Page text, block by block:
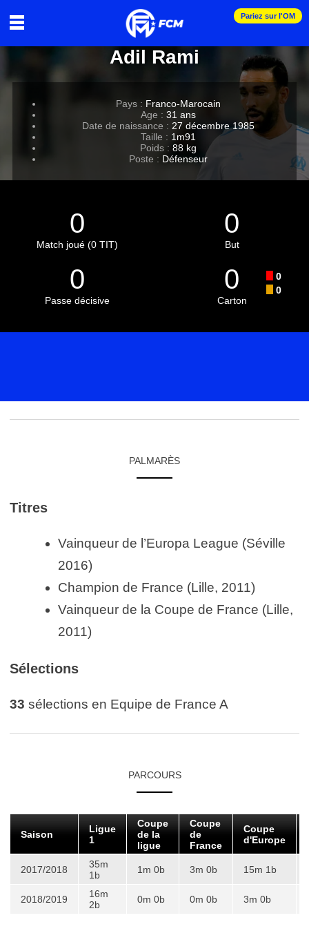
Pariez sur l'OM
Adil Rami
Pays : Franco-Marocain
Age : 31 ans
Date de naissance : 27 décembre 1985
Taille : 1m91
Poids : 88 kg
Poste : Défenseur
0
Match joué (0 TIT)
0
But
0
Passe décisive
0
0
0
Carton
PALMARÈS
Titres
Vainqueur de l’Europa League (Séville
2016)
Champion de France (Lille, 2011)
Vainqueur de la Coupe de France (Lille,
2011)
Sélections
33 sélections en Equipe de France A
PARCOURS
Saison
Ligue
1
Coupe
de la
ligue
Coupe
de
France
Coupe
d'Europe
2017/2018
35m
1b
1m 0b 3m 0b 15m 1b
2018/2019
16m
2b
0m 0b 0m 0b 3m 0b